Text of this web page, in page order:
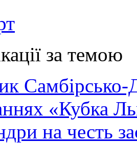
за темою
Самбірсько-
«Кубка
на честь